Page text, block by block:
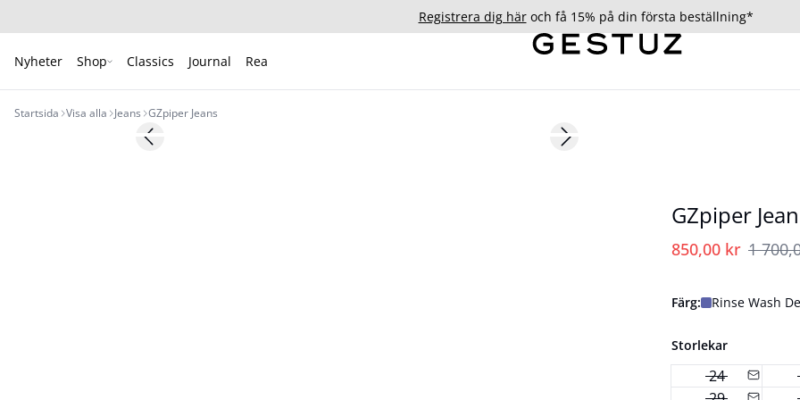
Registrera dig häroch få 15% på din första beställning*
Nyheter Shop Classics Journal Rea
Startsida Visa alla Jeans GZpiper Jeans
- 50%Previous slide Next slide
GZpiper
850,00 kr 1
Färg: Rinse Wash
Storlekar
24